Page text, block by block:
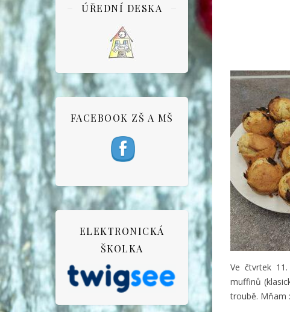
ÚŘEDNÍ DESKA
FACEBOOK ZŠ A MŠ
ELEKTRONICKÁ
ŠKOLKA
Ve čtvrtek
muffinů
troubě. Mňam